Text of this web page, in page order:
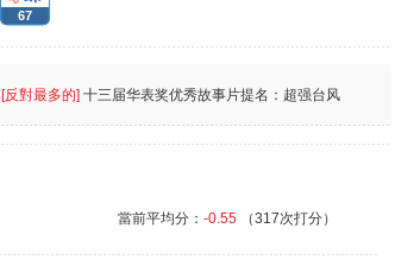
67
[反對最多的] 十三届华表奖优秀故事片提名：超强台风
當前平均分： -0.55 （317次打分）